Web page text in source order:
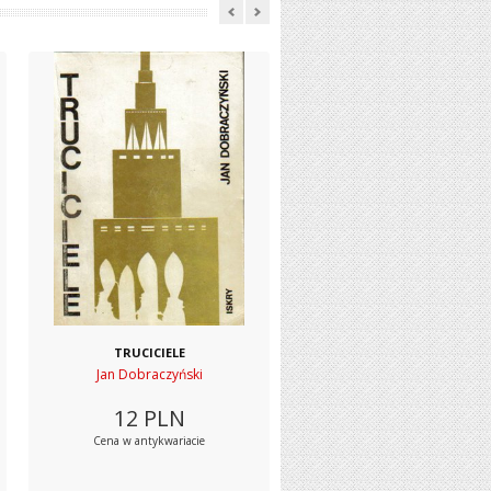
TRUCICIELE
Jan Dobraczyński
12 PLN
Cena w antykwariacie